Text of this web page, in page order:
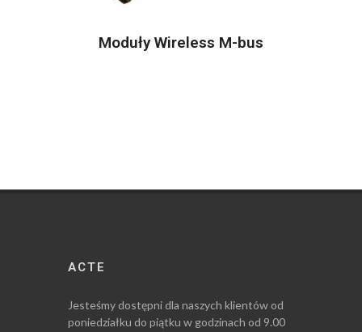
Moduły Wireless M-bus
ACTE
Jesteśmy dostępni dla naszych klientów od
poniedziałku do piątku w godzinach od 9.00